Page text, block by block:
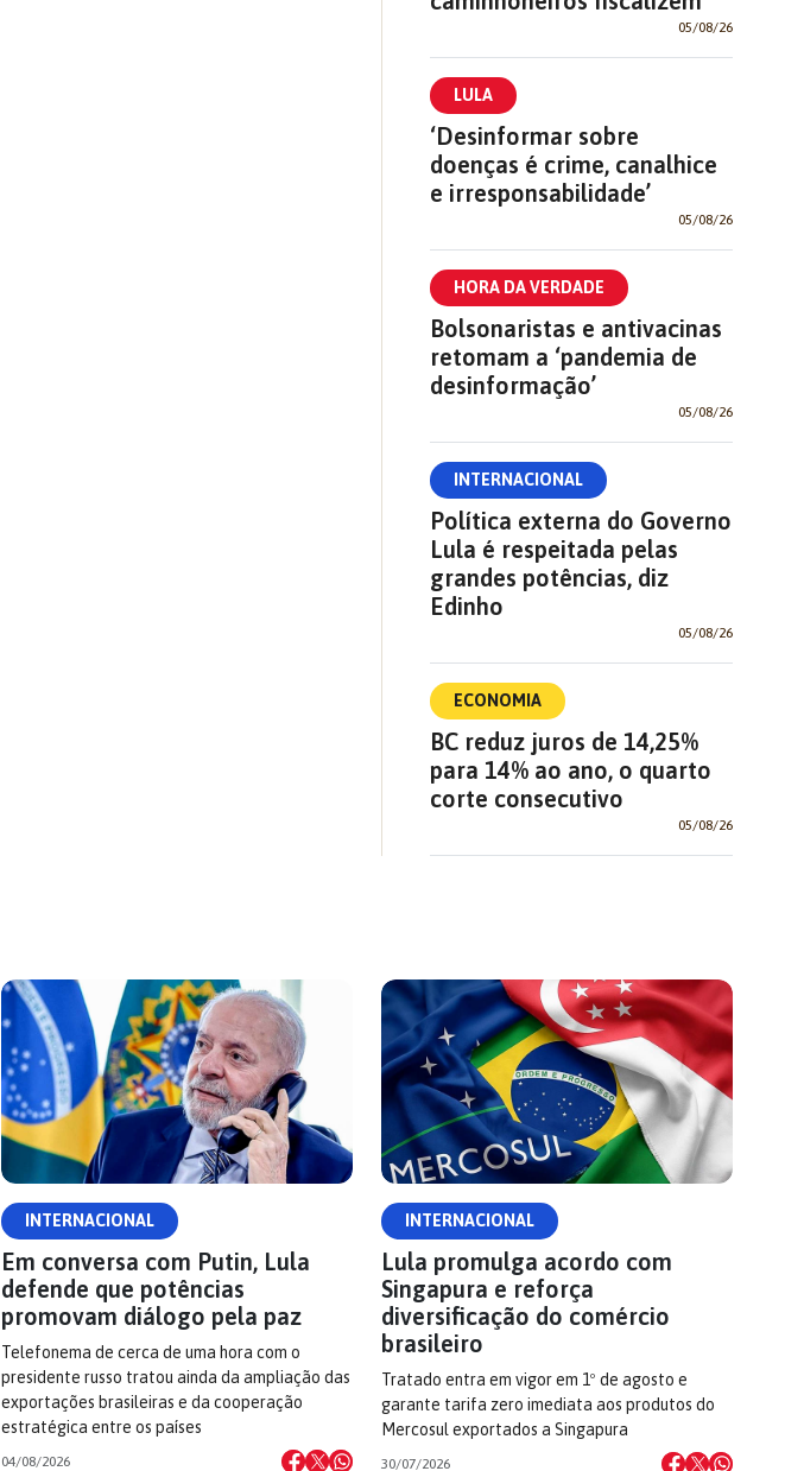
05/08/26
LULA
‘Desinformar sobre
doenças é crime, canalhice
e irresponsabilidade’
05/08/26
HORA DA VERDADE
Bolsonaristas e antivacinas
retomam a ‘pandemia de
desinformação’
05/08/26
INTERNACIONAL
Política externa do Governo
Lula é respeitada pelas
grandes potências, diz
Edinho
05/08/26
ECONOMIA
BC reduz juros de 14,25%
para 14% ao ano, o quarto
corte consecutivo
05/08/26
INTERNACIONAL
Em conversa com Putin, Lula
defende que potências
promovam diálogo pela paz
Telefonema de cerca de uma hora com o
presidente russo tratou ainda da ampliação das
exportações brasileiras e da cooperação
estratégica entre os países
04/08/2026
INTERNACIONAL
Lula promulga acordo com
Singapura e reforça
diversificação do comércio
brasileiro
Tratado entra em vigor em 1º de agosto e
garante tarifa zero imediata aos produtos do
Mercosul exportados a Singapura
30/07/2026